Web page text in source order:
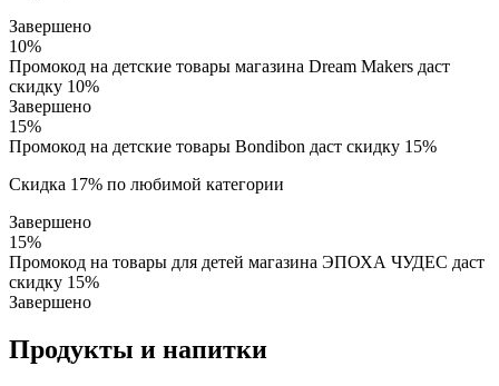
Завершено
10%
Промокод на детские товары магазина Dream Makers даст
скидку 10%
Завершено
15%
Промокод на детские товары Bondibon даст скидку 15%
Скидка 17% по любимой категории
Завершено
15%
Промокод на товары для детей магазина ЭПОХА ЧУДЕС даст
скидку 15%
Завершено
Продукты и напитки